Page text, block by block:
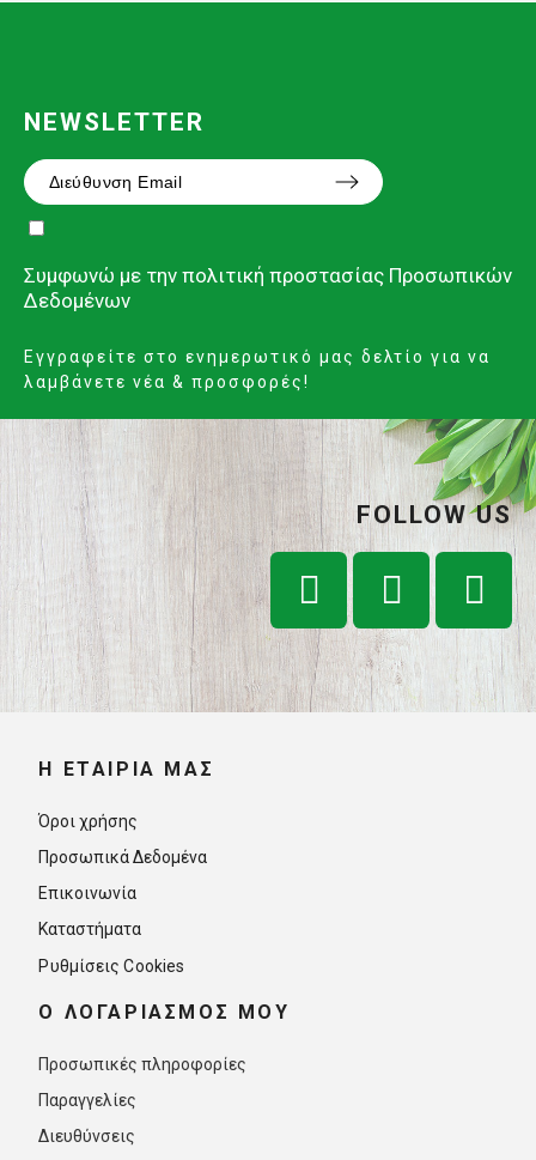
NEWSLETTER
Συμφωνώ με την πολιτική προστασίας Προσωπικών
Δεδομένων
Εγγραφείτε στο ενημερωτικό μας δελτίο για να
λαμβάνετε νέα & προσφορές!
FOLLOW US
Η ΕΤΑΙΡΊΑ ΜΑΣ
Όροι χρήσης
Προσωπικά Δεδομένα
Επικοινωνία
Καταστήματα
Ρυθμίσεις Cookies
O ΛΟΓΑΡΙΑΣΜΟΣ ΜΟΥ
Προσωπικές πληροφορίες
Παραγγελίες
Διευθύνσεις